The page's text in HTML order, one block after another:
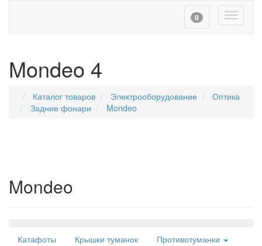
Toggle
0
Mondeo 4
Каталог товаров Электрооборудование
Оптика
Задние фонари
Mondeo
Mondeo
Катафоты
Крышки туманок
Противотуманки